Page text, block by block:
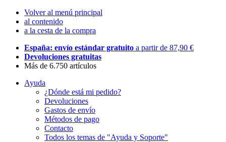
Volver al menú principal
al contenido
a la cesta de la compra
España: envío estándar gratuito a partir de 87,90 €
Devoluciones gratuitas
Más de 6.750 artículos
Ayuda
¿Dónde está mi pedido?
Devoluciones
Gastos de envío
Métodos de pago
Contacto
Todos los temas de "Ayuda y Soporte"